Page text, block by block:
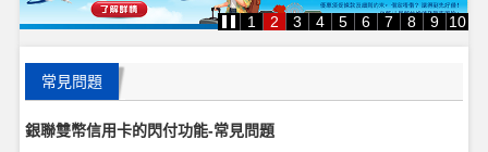
付
1 2 3 4 5 6 7 8 9 10
常見問題
銀聯雙幣信用卡的閃付功能-常見問題